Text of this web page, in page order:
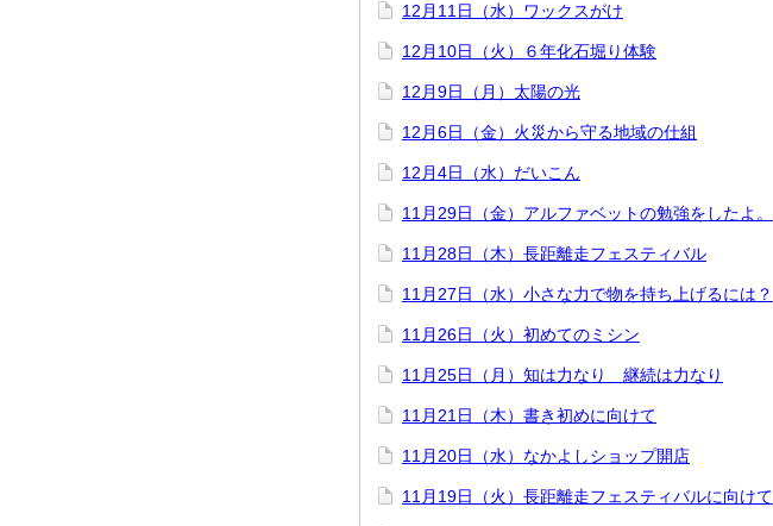
12月11日（水）ワックスがけ
12月10日（火）６年化石堀り体験
12月9日（月）太陽の光
12月6日（金）火災から守る地域の仕組
12月4日（水）だいこん
11月29日（金）アルファベットの勉強をしたよ。
11月28日（木）長距離走フェスティバル
11月27日（水）小さな力で物を持ち上げるには？
11月26日（火）初めてのミシン
11月25日（月）知は力なり 継続は力なり
11月21日（木）書き初めに向けて
11月20日（水）なかよしショップ開店
11月19日（火）長距離走フェスティバルに向けて